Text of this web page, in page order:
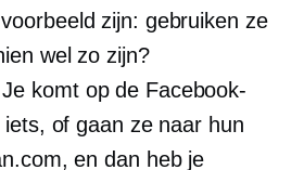
zijn: gebruiken ze
wel zo zijn?
komt op de Facebook-
of gaan ze naar hun
en dan heb je